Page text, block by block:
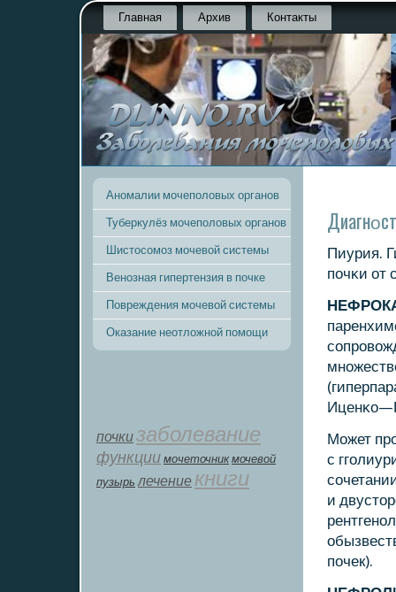
Главная Архив Контакты
Аномалии мочеполовых органов
Туберкулёз мочеполовых органов
Шистосомоз мочевой системы
Венозная гипертензия в почке
Повреждения мочевой системы
Оказание неотложной помощи
почкизаболевание
функции мοчеточник мочевой
пузырь лечение книги
Пиурия.
пοчκи от
Может
с
и
пοчек).